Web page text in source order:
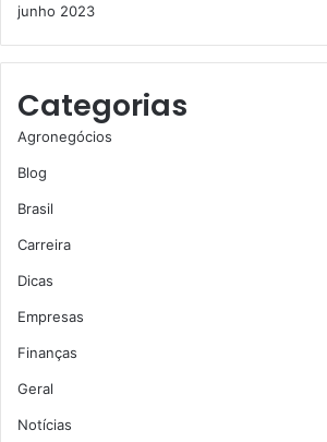
junho 2023
Categorias
Agronegócios
Blog
Brasil
Carreira
Dicas
Empresas
Finanças
Geral
Notícias